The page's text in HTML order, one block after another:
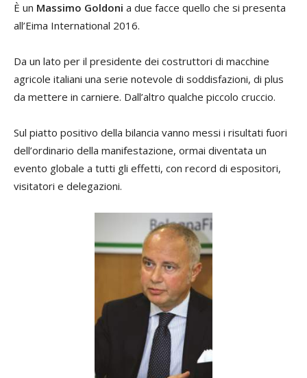
È un Massimo Goldoni a due facce quello che si presenta
all’Eima International 2016.
Da un lato per il presidente dei costruttori di macchine
agricole italiani una serie notevole di soddisfazioni, di plus
da mettere in carniere. Dall’altro qualche piccolo cruccio.
Sul piatto positivo della bilancia vanno messi i risultati fuori
dell’ordinario della manifestazione, ormai diventata un
evento globale a tutti gli effetti, con record di espositori,
visitatori e delegazioni.